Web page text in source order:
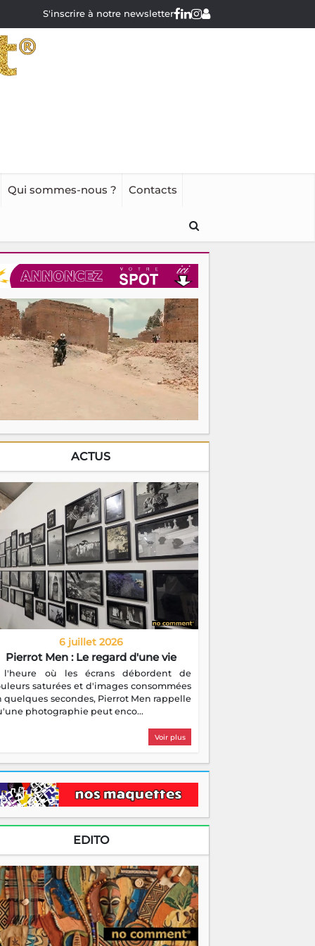
S'inscrire à notre newsletter
Qui sommes-nous ? Contacts
ACTUS
6 juillet 2026
Pierrot Men : Le regard d'une vie
l'heure où les écrans débordent de
saturées et d'images consommées
quelques secondes, Pierrot Men rappelle
photographie peut enco...
Voir plus
EDITO